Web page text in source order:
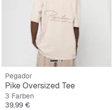
Pegador
Pike Oversized Tee
3 Farben
Preis
39,99 €